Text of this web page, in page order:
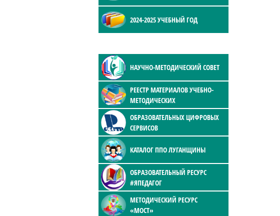
2024-2025 УЧЕБНЫЙ ГОД
НАУЧНО-МЕТОДИЧЕСКИЙ СОВЕТ
РЕЕСТР МАТЕРИАЛОВ УЧЕБНО-
МЕТОДИЧЕСКИХ
ОБРАЗОВАТЕЛЬНЫХ ЦИФРОВЫХ
СЕРВИСОВ
КАТАЛОГ ППО ЛУГАНЩИНЫ
ОБРАЗОВАТЕЛЬНЫЙ РЕСУРС
#ЯПЕДАГОГ
МЕТОДИЧЕСКИЙ РЕСУРС
«МОСТ»